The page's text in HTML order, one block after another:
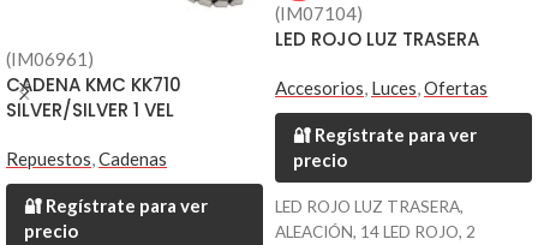
(IM06961)
CADENA KMC KK710
SILVER/SILVER 1 VEL
Repuestos,Cadenas
🔐 Regístrate para ver
precio
(IM07104)
LED ROJO LUZ TRASERA
Accesorios, Luces,Ofertas
🔐 Regístrate para ver
precio
LED ROJO LUZ TRASERA,
ALEACIÓN, 14 LED ROJO, 2